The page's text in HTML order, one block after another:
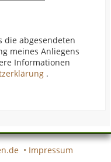
die abgesendeten
meines Anliegens
Informationen
.
• Impressum